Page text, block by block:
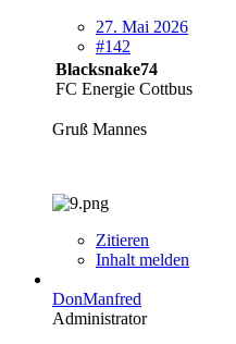
27. Mai 2026
#142
Blacksnake74
FC Energie Cottbus
Gruß Mannes
Zitieren
Inhalt melden
DonManfred
Administrator